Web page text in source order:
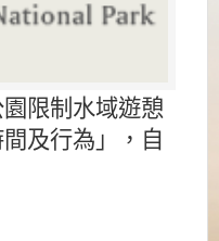
限制水域遊憩
及行為」，自